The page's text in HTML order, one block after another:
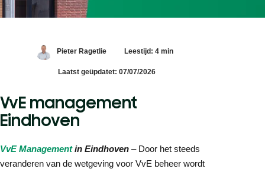
Pieter Ragetlie Leestijd: 4 min
Laatst geüpdatet: 07/07/2026
VvE management
Eindhoven
VvE Managementin Eindhoven – Door het steeds
veranderen van de wetgeving voor VvE beheer wordt